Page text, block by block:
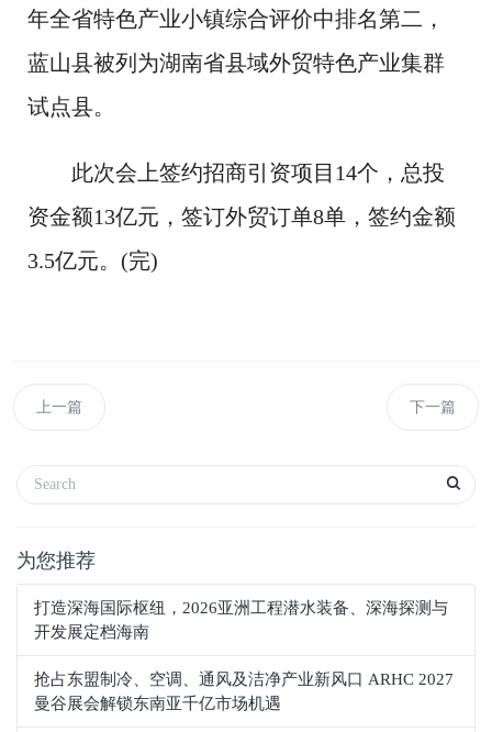
年全省特色产业小镇综合评价中排名第二，
蓝山县被列为湖南省县域外贸特色产业集群
试点县。
此次会上签约招商引资项目14个，总投
资金额13亿元，签订外贸订单8单，签约金额
3.5亿元。(完)
上一篇 下一篇
为您推荐
打造深海国际枢纽，2026亚洲工程潜水装备、深海探测与
开发展定档海南
抢占东盟制冷、空调、通风及洁净产业新风口 ARHC 2027
曼谷展会解锁东南亚千亿市场机遇